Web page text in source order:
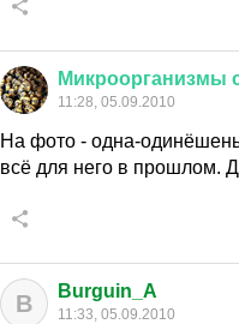
Микроорганизмы
11:28, 05.09.2010
На фото - одна-
всё для него в прошлом.
B Burguin_A
11:33, 05.09.2010